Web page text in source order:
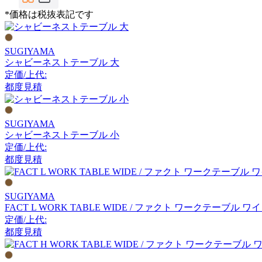
CondeHouse
カンディハウス
CRUSH CRASH PROJECT
クラッシュクラッシュプ
DAN-FORM
ダンフォーム
DeVorm
デフォルム
*価格は税抜表記です
SUGIYAMA
シャビーネストテーブル 大
定価/上代:
都度見積
SUGIYAMA
シャビーネストテーブル 小
定価/上代:
都度見積
SUGIYAMA
FACT L WORK TABLE WIDE / ファクト ワークテーブル ワ
定価/上代:
都度見積